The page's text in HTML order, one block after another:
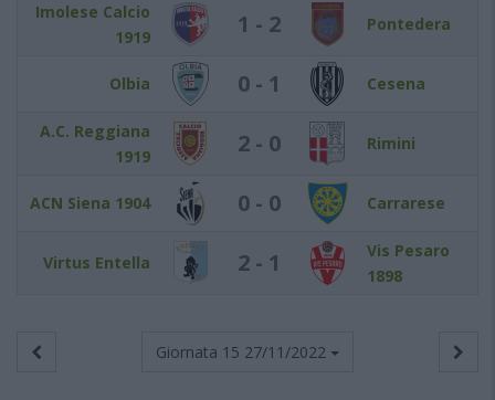
Imolese Calcio
1919
1 - 2 Pontedera
Olbia 0 - 1 Cesena
A.C. Reggiana
1919
2 - 0 Rimini
ACN Siena 1904 0 - 0 Carrarese
Virtus Entella 2 - 1
Vis Pesaro
1898
Giornata 15 27/11/2022